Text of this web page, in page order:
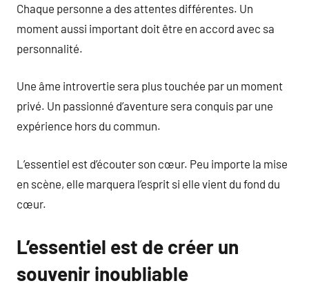
Chaque personne a des attentes différentes. Un
moment aussi important doit être en accord avec sa
personnalité.
Une âme introvertie sera plus touchée par un moment
privé. Un passionné d’aventure sera conquis par une
expérience hors du commun.
L’essentiel est d’écouter son cœur. Peu importe la mise
en scène, elle marquera l’esprit si elle vient du fond du
cœur.
L’essentiel est de créer un
souvenir inoubliable